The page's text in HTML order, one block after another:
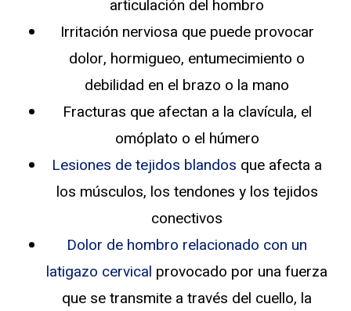
articulación del hombro
Irritación nerviosa que puede provocar
dolor, hormigueo, entumecimiento o
debilidad en el brazo o la mano
Fracturas que afectan a la clavícula, el
omóplato o el húmero
Lesiones de tejidos blandos que afecta a
los músculos, los tendones y los tejidos
conectivos
Dolor de hombro relacionado con un
latigazo cervical provocado por una fuerza
que se transmite a través del cuello, la